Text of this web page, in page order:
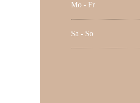
Mo - Fr
Sa - So